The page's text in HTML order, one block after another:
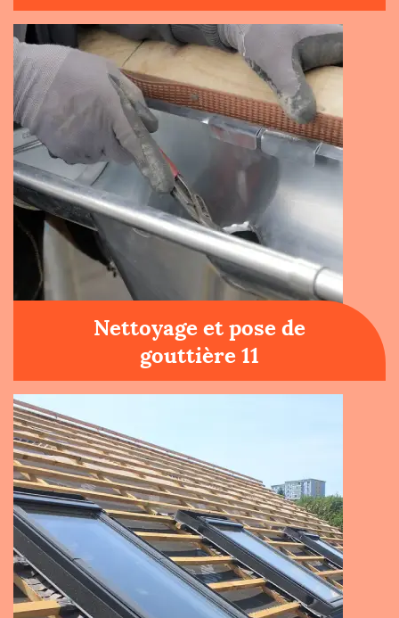
Nettoyage et pose de
gouttière 11